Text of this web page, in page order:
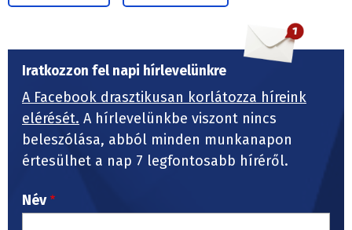
Iratkozzon fel napi hírlevelünkre
A Facebook drasztikusan korlátozza híreink
elérését. A hírlevelünkbe viszont nincs
beleszólása, abból minden munkanapon
értesülhet a nap 7 legfontosabb híréről.
Név